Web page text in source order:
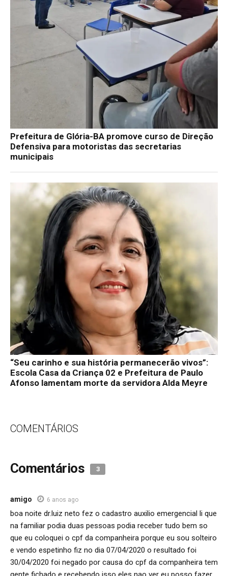
Prefeitura de Glória-BA promove curso de Direção
Defensiva para motoristas das secretarias
municipais
“Seu carinho e sua história permanecerão vivos”:
Escola Casa da Criança 02 e Prefeitura de Paulo
Afonso lamentam morte da servidora Alda Meyre
COMENTÁRIOS
Comentários 3
amigo 6 anos ago
boa noite dr.luiz neto fez o cadastro auxilio emergencial li que
na familiar podia duas pessoas podia receber tudo bem so
que eu coloquei o cpf da companheira porque eu sou solteiro
e vendo espetinho fiz no dia 07/04/2020 o resultado foi
30/04/2020 foi negado por causa do cpf da companheira tem